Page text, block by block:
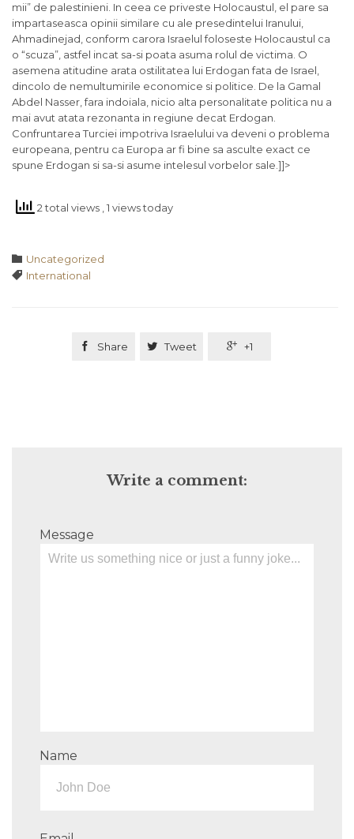
mii” de palestinieni. In ceea ce priveste Holocaustul, el pare sa
impartaseasca opinii similare cu ale presedintelui Iranului,
Ahmadinejad, conform carora Israelul foloseste Holocaustul ca
o “scuza”, astfel incat sa-si poata asuma rolul de victima. O
asemena atitudine arata ostilitatea lui Erdogan fata de Israel,
dincolo de nemultumirile economice si politice. De la Gamal
Abdel Nasser, fara indoiala, nicio alta personalitate politica nu a
mai avut atata rezonanta in regiune decat Erdogan.
Confruntarea Turciei impotriva Israelului va deveni o problema
europeana, pentru ca Europa ar fi bine sa asculte exact ce
spune Erdogan si sa-si asume intelesul vorbelor sale.]]>
2 total views , 1 views today
 Category
Uncategorized
 Tags
International
 Share  Tweet  +1
Write a comment:
Message
Name